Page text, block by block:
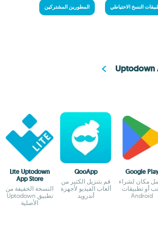
النسخ الاحتياطي المطورين المشتركين
Google Play
مكان لشراء
أو تطبيقات
Android
QooApp
قم بتنزيل الكثير من
ألعاب الفيديو لأجهزة
أندرويد
Lite Uptodown
App Store
النسخة الخفيفة من
تطبيق Uptodown
الأصلية